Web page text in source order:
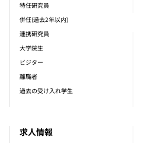
特任研究員
併任(過去2年以内)
連携研究員
大学院生
ビジター
離職者
過去の受け入れ学生
求人情報